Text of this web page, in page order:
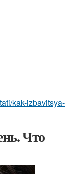
kak-izbavitsya-
Что